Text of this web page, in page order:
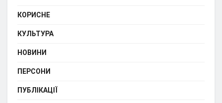
КОРИСНЕ
КУЛЬТУРА
НОВИНИ
ПЕРСОНИ
ПУБЛІКАЦІЇ